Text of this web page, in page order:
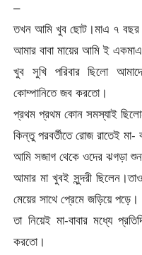
–
তখন আমি খুব ছোট।মাএ ৭
আমার বাবা মায়ের আমি ই
খুব সুখি পরিবার ছিলো
কোম্পানিতে জব করতো।
প্রথম প্রথম কোন সমস্যাই
কিন্তু পরবর্তীতে রোজ রাতেই মা-
আমি সজাগ থেকে ওদের ঝগড়া
আমার মা খুবই সুন্দরী
মেয়ের সাথে প্রেমে জড়িয়ে পড়ে।
তা নিয়েই মা-বাবার মধ্যে
করতো।